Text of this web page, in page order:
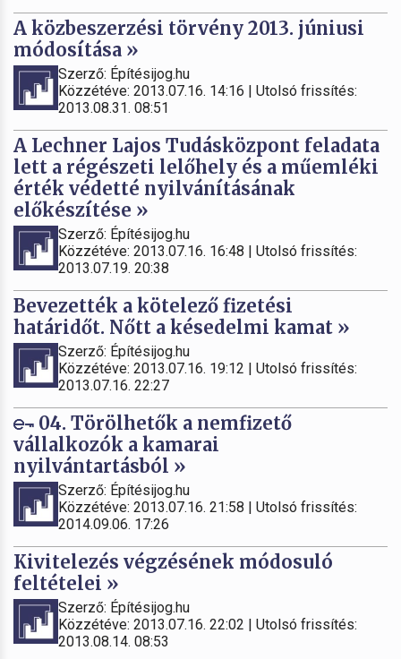
A közbeszerzési törvény 2013. júniusi
módosítása »
Szerző: Építésijog.hu
Közzétéve: 2013.07.16. 14:16 | Utolsó frissítés:
2013.08.31. 08:51
A Lechner Lajos Tudásközpont feladata
lett a régészeti lelőhely és a műemléki
érték védetté nyilvánításának
előkészítése »
Szerző: Építésijog.hu
Közzétéve: 2013.07.16. 16:48 | Utolsó frissítés:
2013.07.19. 20:38
Bevezették a kötelező fizetési
határidőt. Nőtt a késedelmi kamat »
Szerző: Építésijog.hu
Közzétéve: 2013.07.16. 19:12 | Utolsó frissítés:
2013.07.16. 22:27
04. Törölhetők a nemfizető
vállalkozók a kamarai
nyilvántartásból »
Szerző: Építésijog.hu
Közzétéve: 2013.07.16. 21:58 | Utolsó frissítés:
2014.09.06. 17:26
Kivitelezés végzésének módosuló
feltételei »
Szerző: Építésijog.hu
Közzétéve: 2013.07.16. 22:02 | Utolsó frissítés:
2013.08.14. 08:53